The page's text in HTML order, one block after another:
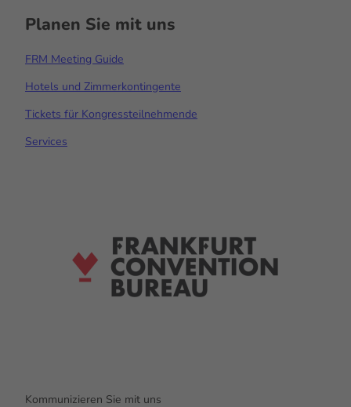
Planen Sie mit uns
FRM Meeting Guide
Hotels und Zimmerkontingente
Tickets für Kongressteilnehmende
Services
Kommunizieren Sie mit uns